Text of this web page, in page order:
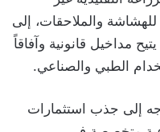
والملاحقات، إلى
مداخيل قانونية وآفاقاً
الطبي والصناعي.
إلى جذب استثمارات